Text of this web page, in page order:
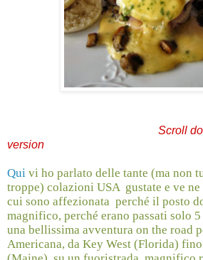
Scroll
version
Qui vi ho parlato delle tante (ma non
troppe) colazioni USA gustate e ve
cui sono affezionata perché il posto
magnifico, perché erano passati solo
una bellissima avventura on the road
Americana, da Key West (Florida)